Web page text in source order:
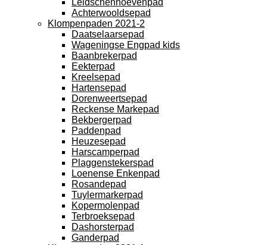
Leidschenhoevenpad
Achterwooldsepad
Klompenpaden 2021-2
Daatselaarsepad
Wageningse Engpad kids
Baanbrekerpad
Eekterpad
Kreelsepad
Hartensepad
Dorenweertsepad
Reckense Markepad
Bekbergerpad
Paddenpad
Heuzesepad
Harscamperpad
Plaggenstekerspad
Loenense Enkenpad
Rosandepad
Tuylermarkerpad
Kopermolenpad
Terbroeksepad
Dashorsterpad
Ganderpad